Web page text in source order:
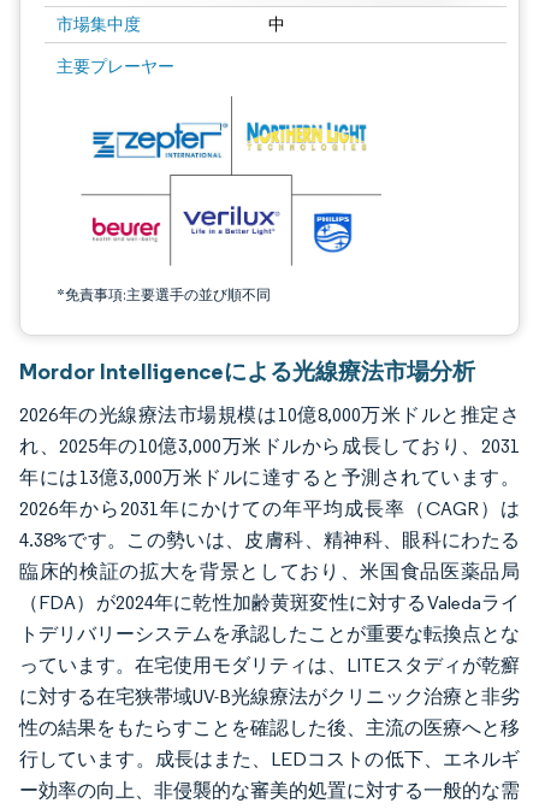
市場集中度 中
主要プレーヤー
*免責事項:主要選手の並び順不同
画像 © Mordor Intelligence。再利用にはCC BY 4.0の表示が必要です。
Mordor Intelligenceによる光線療法市場分析
2026年の光線療法市場規模は10億8,000万米ドルと推定さ
れ、2025年の10億3,000万米ドルから成長しており、2031
年には13億3,000万米ドルに達すると予測されています。
2026年から2031年にかけての年平均成長率（CAGR）は
4.38%です。この勢いは、皮膚科、精神科、眼科にわたる
臨床的検証の拡大を背景としており、米国食品医薬品局
（FDA）が2024年に乾性加齢黄斑変性に対するValedaライ
トデリバリーシステムを承認したことが重要な転換点とな
っています。在宅使用モダリティは、LITEスタディが乾癬
に対する在宅狭帯域UV-B光線療法がクリニック治療と非劣
性の結果をもたらすことを確認した後、主流の医療へと移
行しています。成長はまた、LEDコストの低下、エネルギ
ー効率の向上、非侵襲的な審美的処置に対する一般的な需